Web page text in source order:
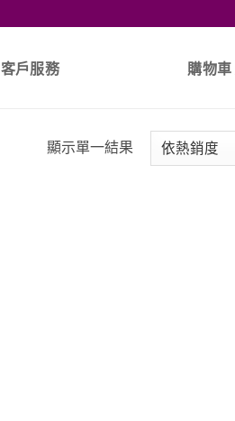
客戶服務 購物
顯示單一結果